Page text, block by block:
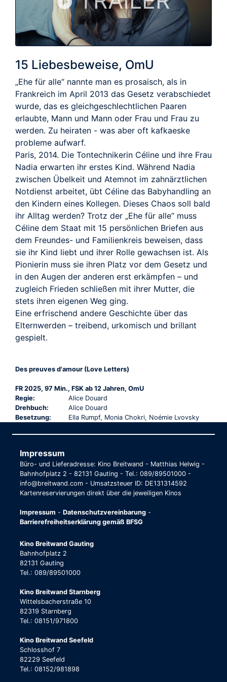
15 Liebesbeweise, OmU
„Ehe für alle“ nannte man es prosaisch, als in
Frankreich im April 2013 das Gesetz verabschiedet
wurde, das es gleichgeschlechtlichen Paaren
erlaubte, Mann und Mann oder Frau und Frau zu
werden. Zu heiraten - was aber oft kafkaeske
probleme aufwarf.
Paris, 2014. Die Tontechnikerin Céline und ihre Frau
Nadia erwarten ihr erstes Kind. Während Nadia
zwischen Übelkeit und Atemnot im zahnärztlichen
Notdienst arbeitet, übt Céline das Babyhandling an
den Kindern eines Kollegen. Dieses Chaos soll bald
ihr Alltag werden? Trotz der „Ehe für alle“ muss
Céline dem Staat mit 15 persönlichen Briefen aus
dem Freundes- und Familienkreis beweisen, dass
sie ihr Kind liebt und ihrer Rolle gewachsen ist. Als
Pionierin muss sie ihren Platz vor dem Gesetz und
in den Augen der anderen erst erkämpfen – und
zugleich Frieden schließen mit ihrer Mutter, die
stets ihren eigenen Weg ging.
Eine erfrischend andere Geschichte über das
Elternwerden – treibend, urkomisch und brillant
gespielt.
Des preuves d'amour (Love Letters)
FR 2025, 97 Min., FSK ab 12 Jahren, OmU
Regie:
Alice Douard
Drehbuch:
Alice Douard
Besetzung:
Ella Rumpf, Monia Chokri, Noémie Lvovsky
Impressum
Büro- und Lieferadresse: Kino Breitwand - Matthias Helwig -
Bahnhofplatz 2 - 82131 Gauting - Tel.: 089/89501000 -
info@breitwand.com - Umsatzsteuer ID: DE131314592
Kartenreservierungen direkt über die jeweiligen Kinos
Impressum - Datenschutzvereinbarung -
Barrierefreiheitserklärung gemäß BFSG
Kino Breitwand Gauting
Bahnhofplatz 2
82131 Gauting
Tel.: 089/89501000
Kino Breitwand Starnberg
Wittelsbacherstraße 10
82319 Starnberg
Tel.: 08151/971800
Kino Breitwand Seefeld
Schlosshof 7
82229 Seefeld
Tel.: 08152/981898